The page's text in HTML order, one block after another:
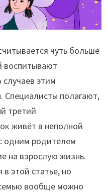
чуть больше
воспитывают
этим
Специалисты полагают,
третий
живёт в неполной
одним родителем
на взрослую жизнь.
этой статье, но
вообще можно